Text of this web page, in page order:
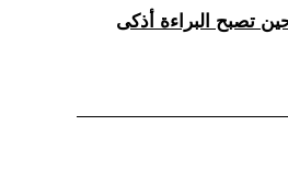
تصبح البراءة أذكى